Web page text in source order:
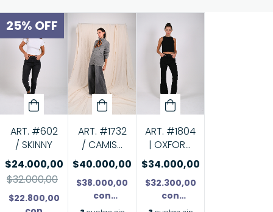
25% OFF
ART. #602
/ SKINNY
$24.000,00
$32.000,00
$22.800,00
ART. #1732
/ CAMISA
OVER GREY
$40.000,00
$38.000,00
con
Transferencia
ART. #1804
| OXFORD
NEGRO
$34.000,00
$32.300,00
con
Transferencia